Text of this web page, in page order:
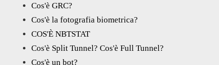
Cos'è GRC?
Cos'è la fotografia biometrica?
COS'È NBTSTAT
Cos'è Split Tunnel? Cos'è Full Tunnel?
Cos'è un bot?